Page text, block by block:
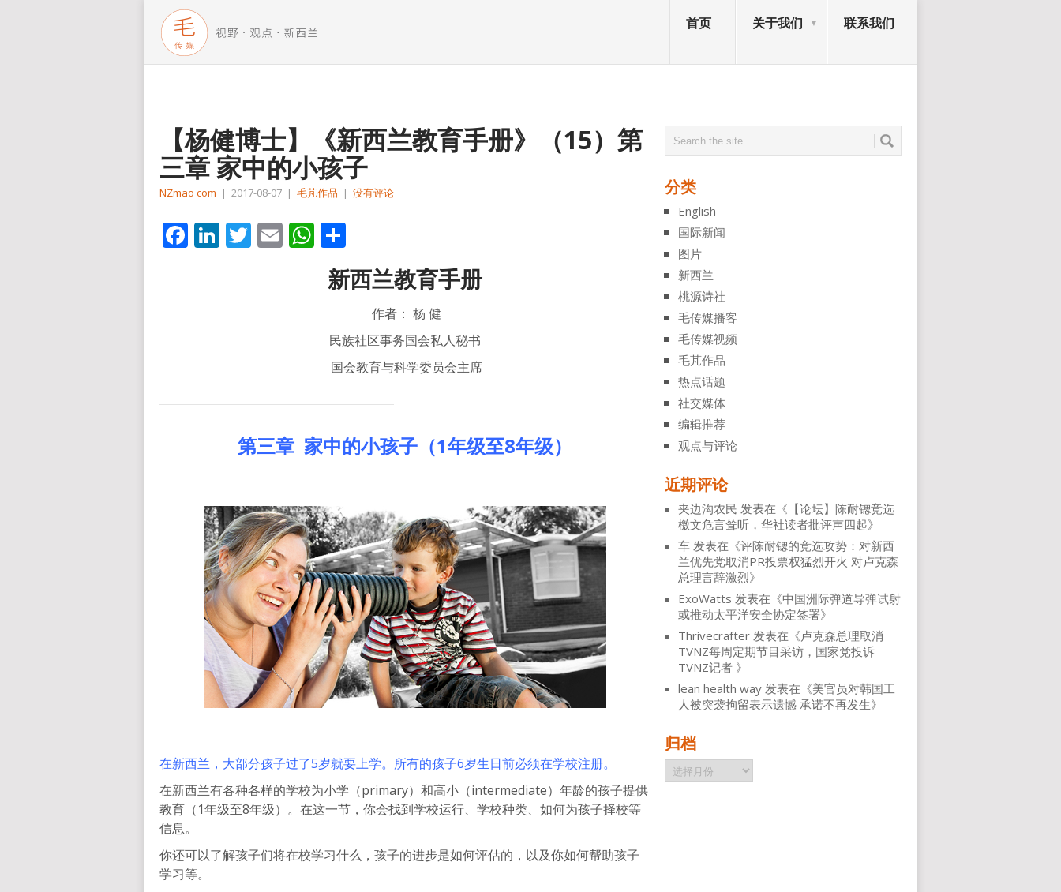
首页 关于我们 联系我们
【杨健博士】《新西兰教育手册》（15）第
三章 家中的小孩子
NZmao com | 2017-08-07 | 毛芃作品 | 没有评论
Facebook
LinkedIn
Twitter
EmailWhatsApp
享
新西兰教育手册
作者： 杨 健
民族社区事务国会私人秘书
国会教育与科学委员会主席
第三章 家中的小孩子（1年级至8年级）
在新西兰，大部分孩子过了5岁就要上学。所有的孩子6岁生日前必须在学校注册。
在新西兰有各种各样的学校为小学（primary）和高小（intermediate）年龄的孩子提供
教育（1年级至8年级）。在这一节，你会找到学校运行、学校种类、如何为孩子择校等
信息。
你还可以了解孩子们将在校学习什么，孩子的进步是如何评估的，以及你如何帮助孩子
学习等。
分类
English
国际新闻
图片
新西兰
桃源诗社
毛传媒播客
毛传媒视频
毛芃作品
热点话题
社交媒体
编辑推荐
观点与评论
近期评论
夹边沟农民 发表在《 【论坛】陈耐锶竞选
檄文危言耸听，华社读者批评声四起》
车 发表在《评陈耐锶的竞选攻势：对新西
兰优先党取消PR投票权猛烈开火 对卢克森
总理言辞激烈》
ExoWatts 发表在《中国洲际弹道导弹试射
或推动太平洋安全协定签署》
Thrivecrafter 发表在《卢克森总理取消
TVNZ每周定期节目采访，国家党投诉
TVNZ记者 》
lean health way 发表在《美官员对韩国工
人被突袭拘留表示遗憾 承诺不再发生》
归档
归
档